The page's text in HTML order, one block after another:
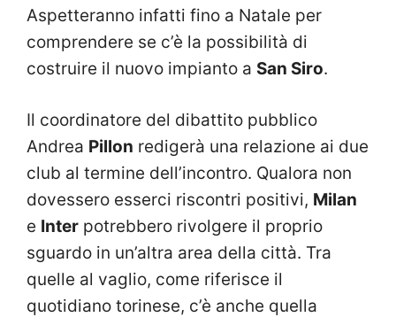
Aspetteranno infatti fino a Natale per
comprendere se c’è la possibilità di
costruire il nuovo impianto a San Siro.
Il coordinatore del dibattito pubblico
Andrea Pillon redigerà una relazione ai due
club al termine dell’incontro. Qualora non
dovessero esserci riscontri positivi, Milan
e Inter potrebbero rivolgere il proprio
sguardo in un’altra area della città. Tra
quelle al vaglio, come riferisce il
quotidiano torinese, c’è anche quella